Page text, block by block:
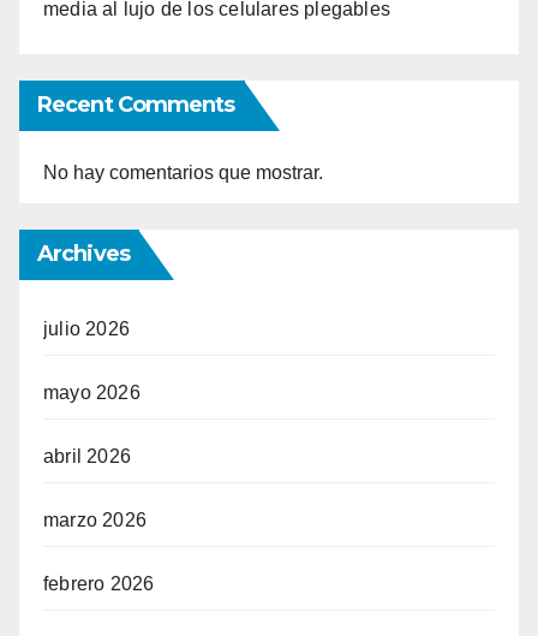
media al lujo de los celulares plegables
Recent Comments
No hay comentarios que mostrar.
Archives
julio 2026
mayo 2026
abril 2026
marzo 2026
febrero 2026